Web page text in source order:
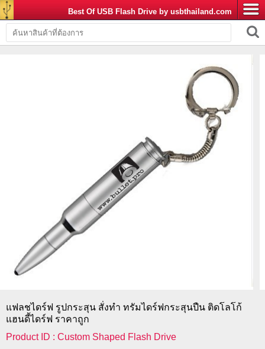
Best Of USB Flash Drive by usbthailand.com
แฟลชไดร์ฟ รูปกระสุน สั่งทำ ทรัมไดร์ฟกระสุนปืน ติดโลโก้
แฮนดี้ไดร์ฟ ราคาถูก
Product ID : Custom Shaped Flash Drive